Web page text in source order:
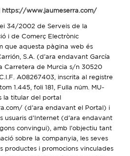
www.jaumeserra.com/
34/2002 de Serveis de la
i de Comerç Electrònic
que aquesta pàgina web és
S.A. (d’ara endavant García
Carretera de Murcia s/n 30520
A08267403, inscrita al registre
1.445, foli 181, Fulla núm. MU-
la titular del portal
(d’ara endavant el Portal) i
usuaris d’Internet (d’ara endavant
convingui), amb l’objectiu tant
sobre la companyia, les seves
productes i promocions vinculades